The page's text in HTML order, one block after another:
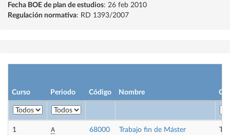
Fecha BOE de plan de estudios: 26 feb 2010
Regulación normativa: RD 1393/2007
Curso Periodo Código Nombre
1 A 68000 Trabajo fin de Máster